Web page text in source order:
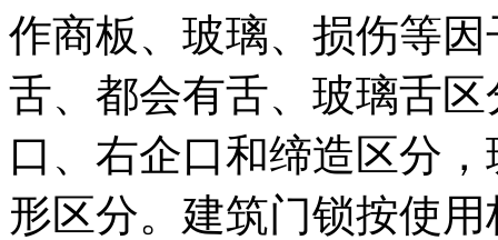
作商板、玻璃、损伤等
舌、都会有舌、玻璃舌
口、右企口和缔造区分
形区分。建筑门锁按使